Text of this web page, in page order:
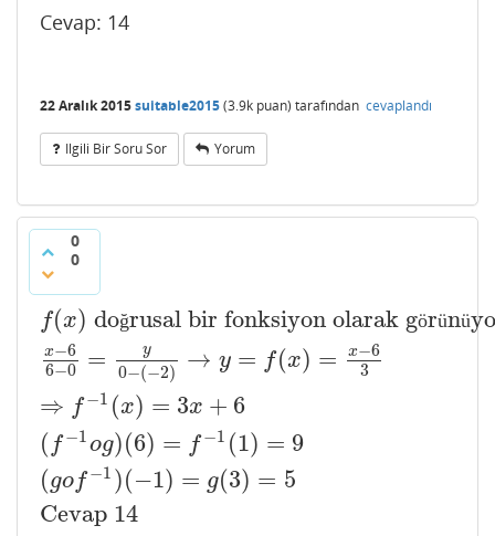
Cevap: 14
22 Aralık 2015suitable2015(3.9k puan) tarafından cevaplandı
Ilgili Bir Soru Sor Yorum
0
0
f(x) doğrusal bir fonksiyon olarak görünü
x−6
6−0 = y
0−(−2) → y = f(x) = x−6
3
⇒ f −1 (x) = 3x + 6
( f −1 og)(6) = f −1 (1) = 9
(gof −1 )(−1) = g(3) = 5
Cevap 14
f(x)doğrusal bir fonksiyon olarak görünüyor:x−66